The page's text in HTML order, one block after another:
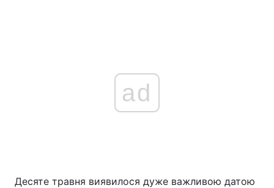
ad
Десяте травня виявилося дуже важливою датою